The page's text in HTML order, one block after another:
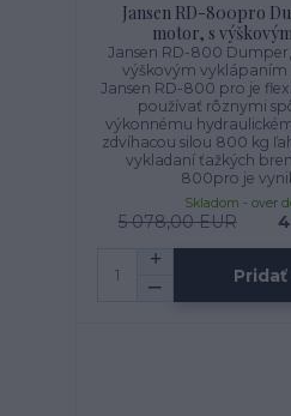
Jansen RD-800pro
motor, s
Jansen RD-800
výškovým
Jansen RD-800 pro je
používať rôznymi
výkonnému
zdvíhacou silou 800 kg
vykladaní ťažkých
800pro je
5 078,00 EUR
Skladom - over